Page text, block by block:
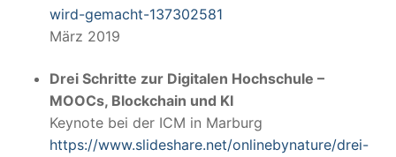
wird-gemacht-137302581
März 2019
Drei Schritte zur Digitalen Hochschule –
MOOCs, Blockchain und KI
Keynote bei der ICM in Marburg
https://www.slideshare.net/onlinebynature/drei-